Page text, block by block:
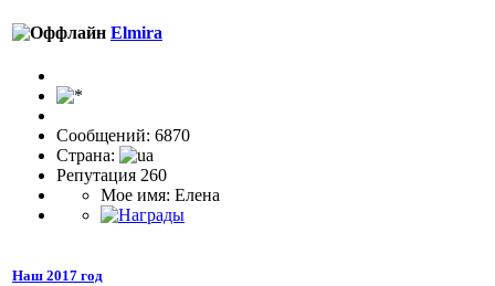
Elmira
Сообщений: 6870
Страна:
Репутация 260
Мое имя: Елена
Наш 2017 год